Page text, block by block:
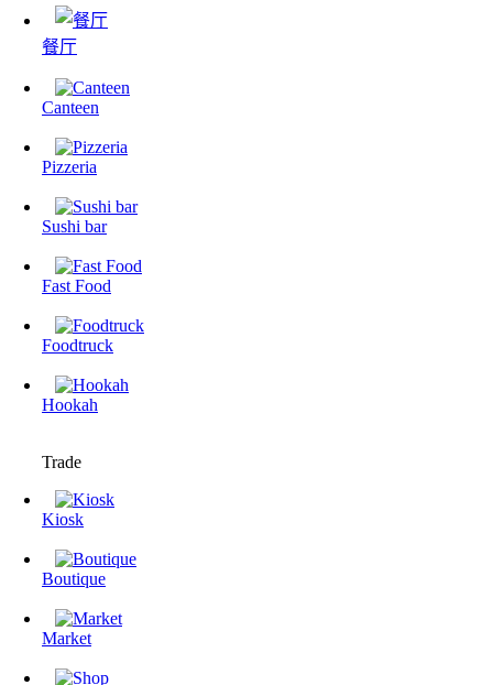
餐厅
Canteen
Pizzeria
Sushi bar
Fast Food
Foodtruck
Hookah
Trade
Kiosk
Boutique
Market